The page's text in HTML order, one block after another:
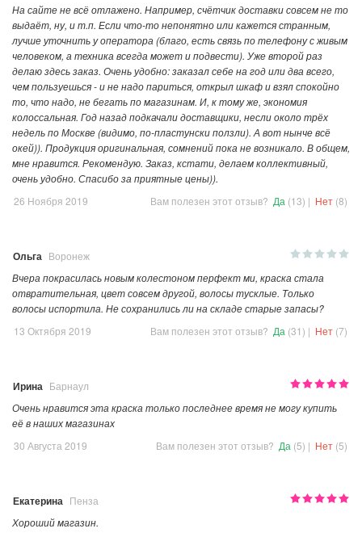
На сайте не всё отлажено. Например, счётчик доставки совсем не то
выдаёт, ну, и т.п. Если что-то непонятно или кажется странным,
лучше уточнить у оператора (благо, есть связь по телефону с живым
человеком, а техника всегда может и подвести). Уже второй раз
делаю здесь заказ. Очень удобно: заказал себе на год или два всего,
чем пользуешься - и не надо париться, открыл шкаф и взял спокойно
то, что надо, не бегать по магазинам. И, к тому же, экономия
колоссальная. Год назад подкачали доставщики, несли около трёх
недель по Москве (видимо, по-пластунски ползли). А вот нынче всё
окей)). Продукция оригинальная, сомнений пока не возникало. В общем,
мне нравится. Рекомендую. Заказ, кстати, делаем коллективный,
очень удобно. Спасибо за приятные цены)).
Вам полезен этот отзыв? Да (13) | Нет (8)
26 Ноября 2019
Ольга Воронеж
Вчера покрасилась новым колестоном перфект ми, краска стала
отвратительная, цвет совсем другой, волосы тусклые. Только
волосы испортила. Не сохранились ли на складе старые запасы?
Вам полезен этот отзыв? Да (31) | Нет (7)
13 Октября 2019
Ирина Барнаул
Очень нравится эта краска только последнее время не могу купить
её в наших магазинах
Вам полезен этот отзыв? Да (5) | Нет (5)
30 Августа 2019
Екатерина Пенза
Хороший магазин.